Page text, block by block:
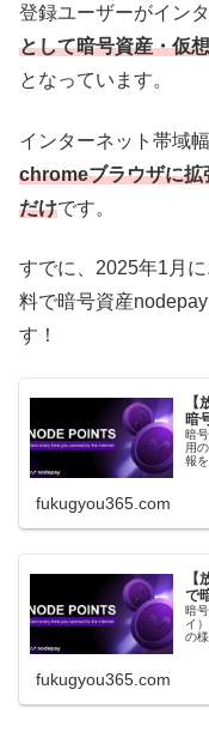
登録ユーザーがイン
として暗号資産・仮
となっています。
インターネット帯域
chromeブラウザに拡
だけです。
すでに、2025年1月
料で暗号資産
す！
暗
暗
用
報
fukugyou365.com
で
暗
イ
の
fukugyou365.com